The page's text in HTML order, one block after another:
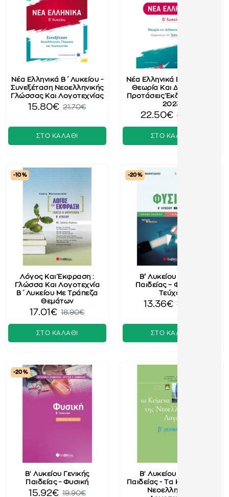
Νέα Ελληνικά Β΄ Λυκείου -
Συνεξέταση Νεοελληνικής
Γλώσσας Και Λογοτεχνίας
15.80€ 21.70€
ΣΤΟ ΚΑΛΑΘΙ
Νέα Ελληνικά Β' Λυκείου -
Θεωρία Και Διδακτικές
Προτάσεις Έκδοση 2022-
2023
22.50€ 25.00€
ΣΤΟ ΚΑΛΑΘΙ
-10 %
Λόγος Και Έκφραση :
Γλώσσα Και Λογοτεχνία
Β΄ Λυκείου Με Τράπεζα
Θεμάτων
17.01€ 18.90€
ΣΤΟ ΚΑΛΑΘΙ
-20 %
Β’ Λυκείου Γενικής
Παιδείας – Φυσική Β’
Τεύχος
13.36€ 16.70€
ΣΤΟ ΚΑΛΑΘΙ
-20 %
Β' Λυκείου Γενικής
Παιδείας - Φυσική
15.92€ 19.90€
Β' Λυκείου Γενικής
Παιδείας - Τα Κείμενα Της
Νεοελληνικής